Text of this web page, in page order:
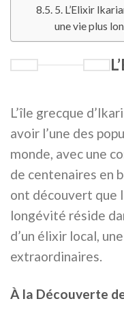
5. L’Elixir
une vie plus
L’île grecque
avoir l’une des
monde, avec une
de centenaires en
ont découvert que
longévité réside
d’un élixir local,
extraordinaires.
À la Découverte